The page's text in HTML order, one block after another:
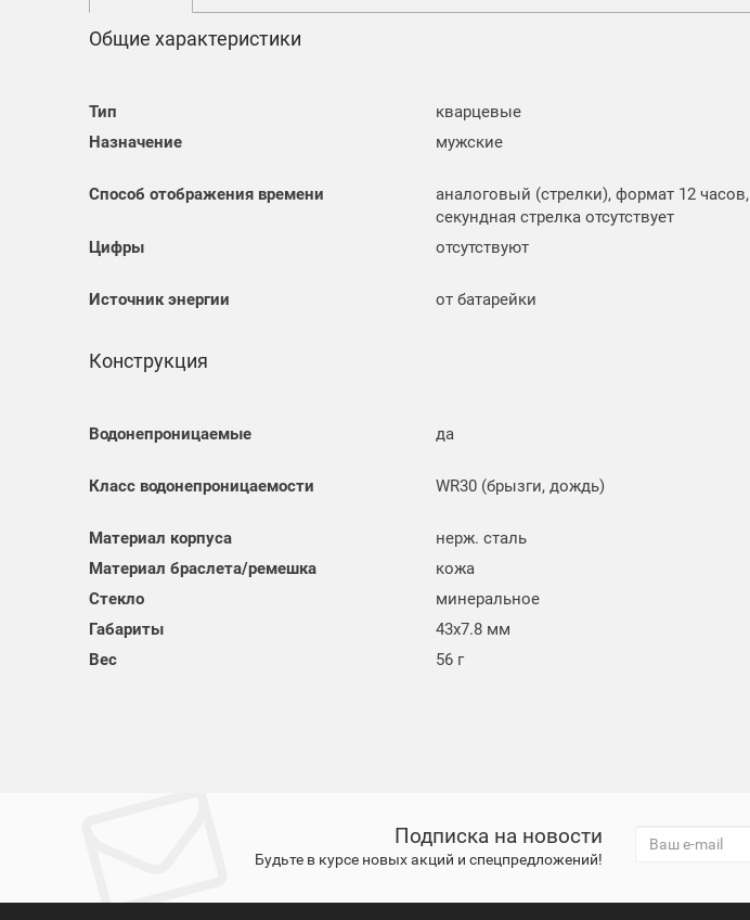
Общие характеристики
Тип
кварцевые
Назначение
мужские
Способ отображения времени
аналоговый (стрелки), формат 12 часов,
секундная стрелка отсутствует
Цифры
отсутствуют
Источник энергии от батарейки
Конструкция
Водонепроницаемые да
Класс водонепроницаемости WR30 (брызги, дождь)
Материал корпуса
нерж. сталь
Материал браслета/ремешка
кожа
Стекло
минеральное
Габариты
43x7.8 мм
Вес
56 г
Подписка на новости
Будьте в курсе новых акций и спецпредложений!